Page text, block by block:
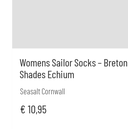
Womens Sailor Socks – Breton
Shades Echium
Seasalt Cornwall
€ 10,95